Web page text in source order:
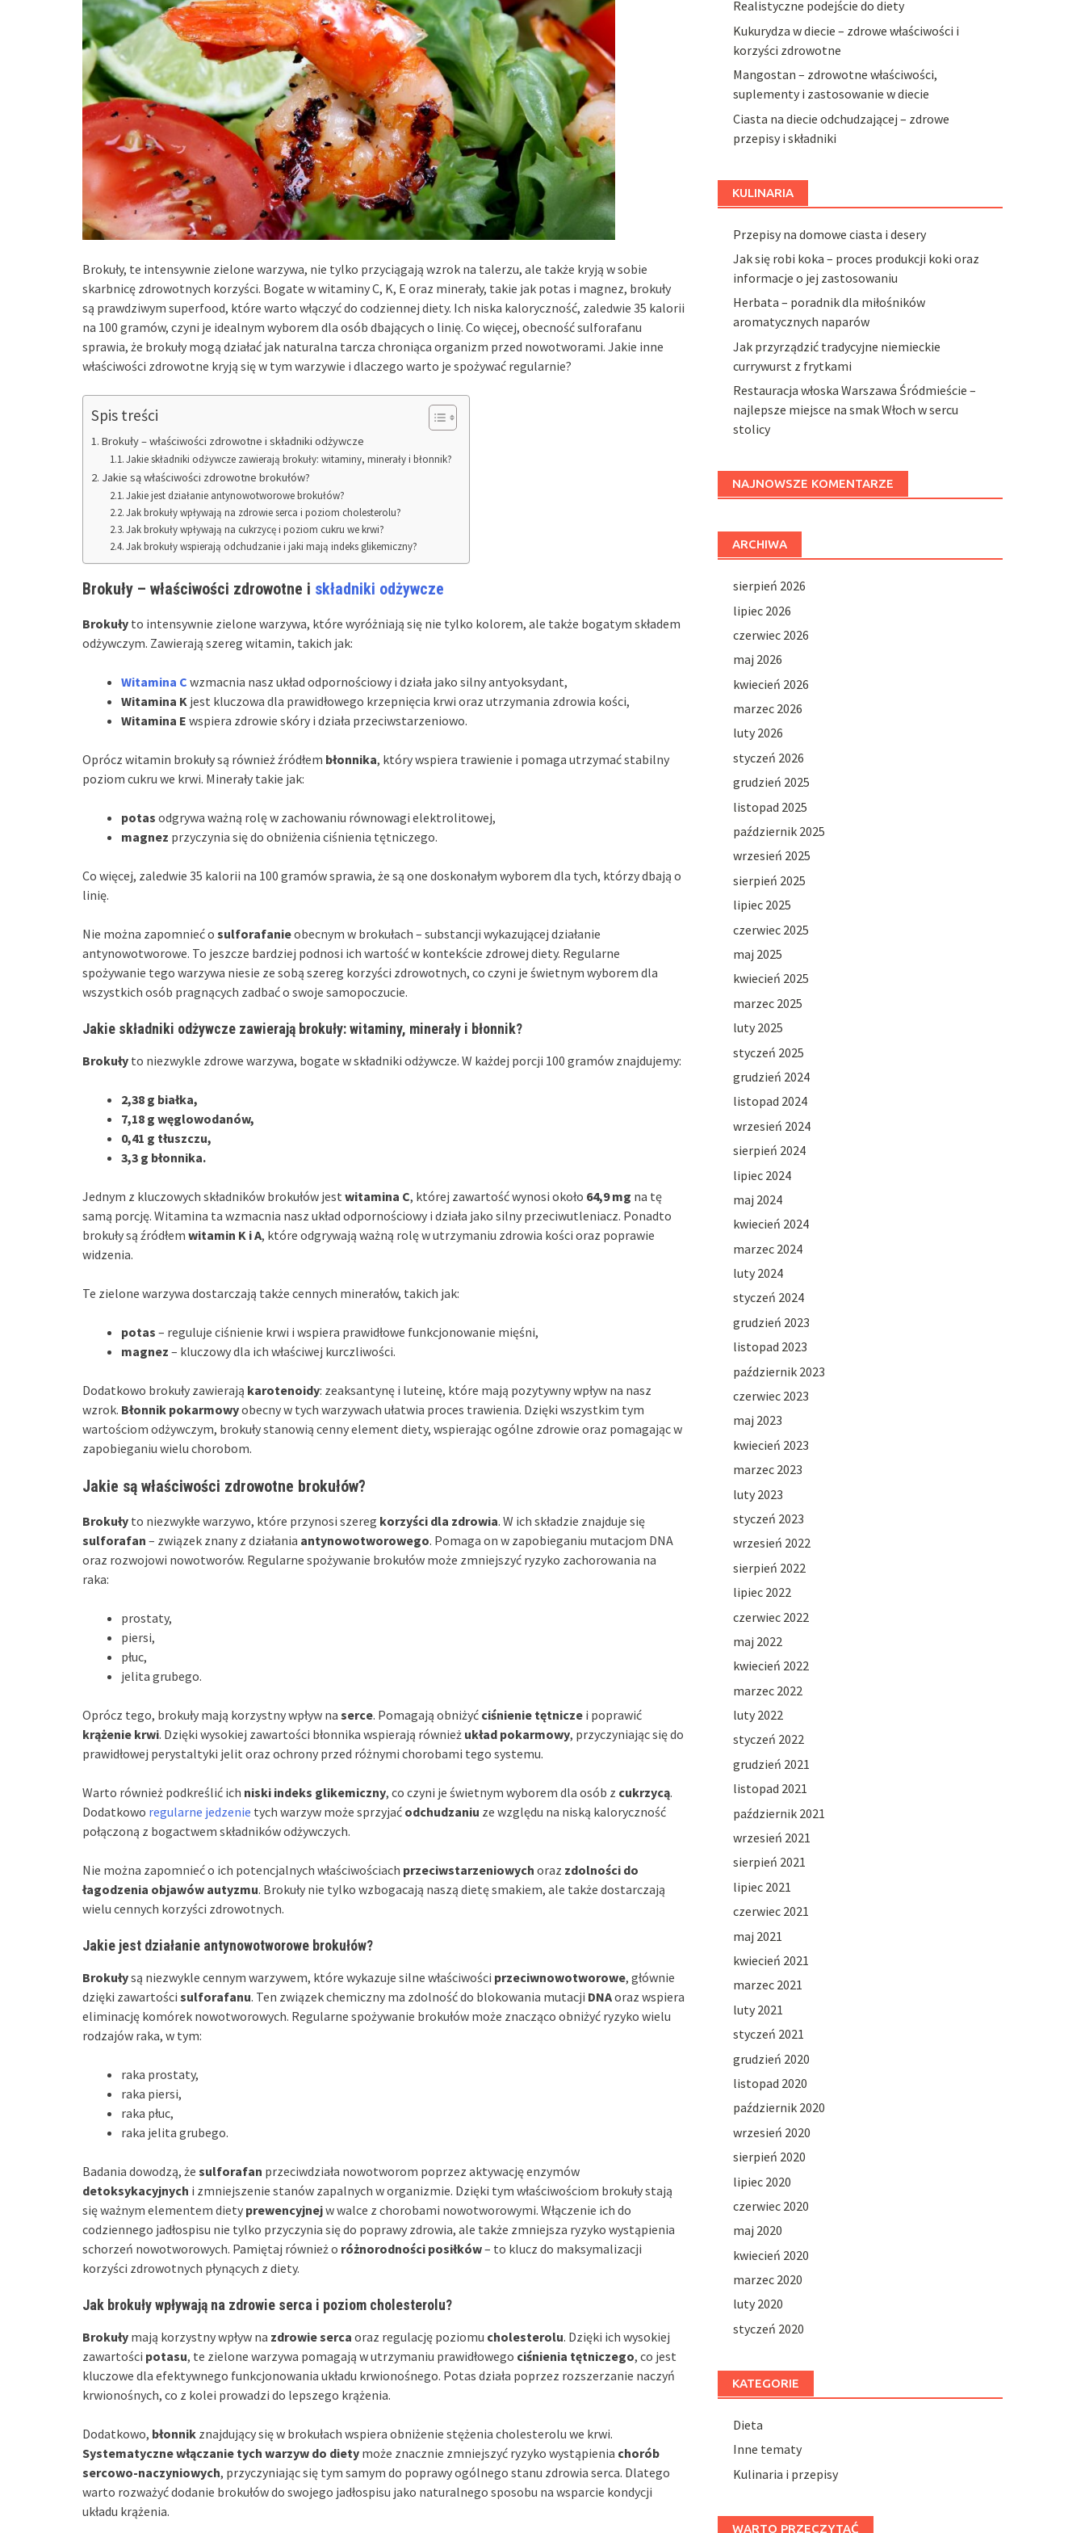
Brokuły, te intensywnie zielone warzywa, nie tylko przyciągają wzrok na talerzu, ale także kryją w sobie
skarbnicę zdrowotnych korzyści. Bogate w witaminy C, K, E oraz minerały, takie jak potas i magnez, brokuły
są prawdziwym superfood, które warto włączyć do codziennej diety. Ich niska kaloryczność, zaledwie 35 kalorii
na 100 gramów, czyni je idealnym wyborem dla osób dbających o linię. Co więcej, obecność sulforafanu
sprawia, że brokuły mogą działać jak naturalna tarcza chroniąca organizm przed nowotworami. Jakie inne
właściwości zdrowotne kryją się w tym warzywie i dlaczego warto je spożywać regularnie?
Spis treści
Brokuły – właściwości zdrowotne i składniki odżywcze
Jakie składniki odżywcze zawierają brokuły: witaminy, minerały i błonnik?
Jakie są właściwości zdrowotne brokułów?
Jakie jest działanie antynowotworowe brokułów?
Jak brokuły wpływają na zdrowie serca i poziom cholesterolu?
Jak brokuły wpływają na cukrzycę i poziom cukru we krwi?
Jak brokuły wspierają odchudzanie i jaki mają indeks glikemiczny?
Brokuły – właściwości zdrowotne i składniki odżywcze
Brokuły to intensywnie zielone warzywa, które wyróżniają się nie tylko kolorem, ale także bogatym składem
odżywczym. Zawierają szereg witamin, takich jak:
Witamina C wzmacnia nasz układ odpornościowy i działa jako silny antyoksydant,
Witamina K jest kluczowa dla prawidłowego krzepnięcia krwi oraz utrzymania zdrowia kości,
Witamina E wspiera zdrowie skóry i działa przeciwstarzeniowo.
Oprócz witamin brokuły są również źródłem błonnika, który wspiera trawienie i pomaga utrzymać stabilny
poziom cukru we krwi. Minerały takie jak:
potas odgrywa ważną rolę w zachowaniu równowagi elektrolitowej,
magnez przyczynia się do obniżenia ciśnienia tętniczego.
Co więcej, zaledwie 35 kalorii na 100 gramów sprawia, że są one doskonałym wyborem dla tych, którzy dbają o
linię.
Nie można zapomnieć o sulforafanieobecnym w brokułach – substancji wykazującej działanie
antynowotworowe. To jeszcze bardziej podnosi ich wartość w kontekście zdrowej diety. Regularne
spożywanie tego warzywa niesie ze sobą szereg korzyści zdrowotnych, co czyni je świetnym wyborem dla
wszystkich osób pragnących zadbać o swoje samopoczucie.
Jakie składniki odżywcze zawierają brokuły: witaminy, minerały i błonnik?
Brokuły to niezwykle zdrowe warzywa, bogate w składniki odżywcze. W każdej porcji 100 gramów znajdujemy:
2,38 g białka,
7,18 g węglowodanów,
0,41 g tłuszczu,
3,3 g błonnika.
Jednym z kluczowych składników brokułów jest witamina C, której zawartość wynosi około 64,9 mg na tę
samą porcję. Witamina ta wzmacnia nasz układ odpornościowy i działa jako silny przeciwutleniacz. Ponadto
brokuły są źródłem witamin K i A, które odgrywają ważną rolę w utrzymaniu zdrowia kości oraz poprawie
widzenia.
Te zielone warzywa dostarczają także cennych minerałów, takich jak:
potas – reguluje ciśnienie krwi i wspiera prawidłowe funkcjonowanie mięśni,
magnez – kluczowy dla ich właściwej kurczliwości.
Dodatkowo brokuły zawierają karotenoidy: zeaksantynę i luteinę, które mają pozytywny wpływ na nasz
wzrok. Błonnik pokarmowyobecny w tych warzywach ułatwia proces trawienia. Dzięki wszystkim tym
wartościom odżywczym, brokuły stanowią cenny element diety, wspierając ogólne zdrowie oraz pomagając w
zapobieganiu wielu chorobom.
Jakie są właściwości zdrowotne brokułów?
Brokuły to niezwykłe warzywo, które przynosi szereg korzyści dla zdrowia. W ich składzie znajduje się
sulforafan – związek znany z działania antynowotworowego. Pomaga on w zapobieganiu mutacjom DNA
oraz rozwojowi nowotworów. Regularne spożywanie brokułów może zmniejszyć ryzyko zachorowania na
raka:
prostaty,
piersi,
płuc,
jelita grubego.
Oprócz tego, brokuły mają korzystny wpływ na serce. Pomagają obniżyć ciśnienie tętnicze i poprawić
krążenie krwi. Dzięki wysokiej zawartości błonnika wspierają również układ pokarmowy, przyczyniając się do
prawidłowej perystaltyki jelit oraz ochrony przed różnymi chorobami tego systemu.
Warto również podkreślić ich niski indeks glikemiczny, co czyni je świetnym wyborem dla osób z cukrzycą.
Dodatkowo regularne jedzenie tych warzyw może sprzyjać odchudzaniu ze względu na niską kaloryczność
połączoną z bogactwem składników odżywczych.
Nie można zapomnieć o ich potencjalnych właściwościach przeciwstarzeniowych oraz zdolności do
łagodzenia objawów autyzmu. Brokuły nie tylko wzbogacają naszą dietę smakiem, ale także dostarczają
wielu cennych korzyści zdrowotnych.
Jakie jest działanie antynowotworowe brokułów?
Brokułysą niezwykle cennym warzywem, które wykazuje silne właściwości przeciwnowotworowe, głównie
dzięki zawartości sulforafanu. Ten związek chemiczny ma zdolność do blokowania mutacji DNAoraz wspiera
eliminację komórek nowotworowych. Regularne spożywanie brokułów może znacząco obniżyć ryzyko wielu
rodzajów raka, w tym:
raka prostaty,
raka piersi,
raka płuc,
raka jelita grubego.
Badania dowodzą, że sulforafan przeciwdziała nowotworom poprzez aktywację enzymów
detoksykacyjnych i zmniejszenie stanów zapalnych w organizmie. Dzięki tym właściwościom brokuły stają
się ważnym elementem diety prewencyjnejw walce z chorobami nowotworowymi. Włączenie ich do
codziennego jadłospisu nie tylko przyczynia się do poprawy zdrowia, ale także zmniejsza ryzyko wystąpienia
schorzeń nowotworowych. Pamiętaj również o różnorodności posiłków– to klucz do maksymalizacji
korzyści zdrowotnych płynących z diety.
Jak brokuły wpływają na zdrowie serca i poziom cholesterolu?
Brokuły mają korzystny wpływ na zdrowie serca oraz regulację poziomu cholesterolu. Dzięki ich wysokiej
zawartości potasu, te zielone warzywa pomagają w utrzymaniu prawidłowego ciśnienia tętniczego, co jest
kluczowe dla efektywnego funkcjonowania układu krwionośnego. Potas działa poprzez rozszerzanie naczyń
krwionośnych, co z kolei prowadzi do lepszego krążenia.
Dodatkowo, błonnik znajdujący się w brokułach wspiera obniżenie stężenia cholesterolu we krwi.
Systematyczne włączanie tych warzyw do diety może znacznie zmniejszyć ryzyko wystąpienia chorób
sercowo-naczyniowych, przyczyniając się tym samym do poprawy ogólnego stanu zdrowia serca. Dlatego
warto rozważyć dodanie brokułów do swojego jadłospisu jako naturalnego sposobu na wsparcie kondycji
układu krążenia.
Realistyczne podejście do diety
Kukurydza w diecie – zdrowe właściwości i
korzyści zdrowotne
Mangostan – zdrowotne właściwości,
suplementy i zastosowanie w diecie
Ciasta na diecie odchudzającej – zdrowe
przepisy i składniki
KULINARIA
Przepisy na domowe ciasta i desery
Jak się robi koka – proces produkcji koki oraz
informacje o jej zastosowaniu
Herbata – poradnik dla miłośników
aromatycznych naparów
Jak przyrządzić tradycyjne niemieckie
currywurst z frytkami
Restauracja włoska Warszawa Śródmieście –
najlepsze miejsce na smak Włoch w sercu
stolicy
NAJNOWSZE KOMENTARZE
ARCHIWA
sierpień 2026
lipiec 2026
czerwiec 2026
maj 2026
kwiecień 2026
marzec 2026
luty 2026
styczeń 2026
grudzień 2025
listopad 2025
październik 2025
wrzesień 2025
sierpień 2025
lipiec 2025
czerwiec 2025
maj 2025
kwiecień 2025
marzec 2025
luty 2025
styczeń 2025
grudzień 2024
listopad 2024
wrzesień 2024
sierpień 2024
lipiec 2024
maj 2024
kwiecień 2024
marzec 2024
luty 2024
styczeń 2024
grudzień 2023
listopad 2023
październik 2023
czerwiec 2023
maj 2023
kwiecień 2023
marzec 2023
luty 2023
styczeń 2023
wrzesień 2022
sierpień 2022
lipiec 2022
czerwiec 2022
maj 2022
kwiecień 2022
marzec 2022
luty 2022
styczeń 2022
grudzień 2021
listopad 2021
październik 2021
wrzesień 2021
sierpień 2021
lipiec 2021
czerwiec 2021
maj 2021
kwiecień 2021
marzec 2021
luty 2021
styczeń 2021
grudzień 2020
listopad 2020
październik 2020
wrzesień 2020
sierpień 2020
lipiec 2020
czerwiec 2020
maj 2020
kwiecień 2020
marzec 2020
luty 2020
styczeń 2020
KATEGORIE
Dieta
Inne tematy
Kulinaria i przepisy
WARTO PRZECZYTAĆ